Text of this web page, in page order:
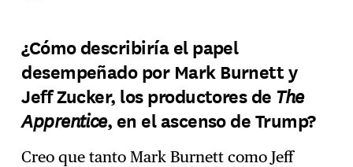
¿Cómo describiría el papel
desempeñado por Mark Burnett y
Jeff Zucker, los productores de The
Apprentice, en el ascenso de Trump?
Creo que tanto Mark Burnett como Jeff